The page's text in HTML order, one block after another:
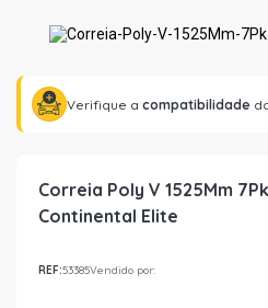
Verifique a compatibilidade
Correia Poly V 1525Mm
Continental Elite
REF:53385Vendido por: